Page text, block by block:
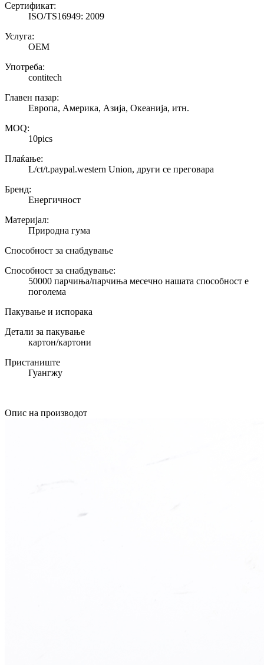
Сертификат:
ISO/TS16949: 2009
Услуга:
ОЕМ
Употреба:
contitech
Главен пазар:
Европа, Америка, Азија, Океанија, итн.
MOQ:
10pics
Плаќање:
L/ct/t.paypal.western Union, други се преговара
Бренд:
Енергичност
Материјал:
Природна гума
Способност за снабдување
Способност за снабдување:
50000 парчиња/парчиња месечно нашата способност е
поголема
Пакување и испорака
Детали за пакување
картон/картони
Пристаниште
Гуангжу
Опис на производот